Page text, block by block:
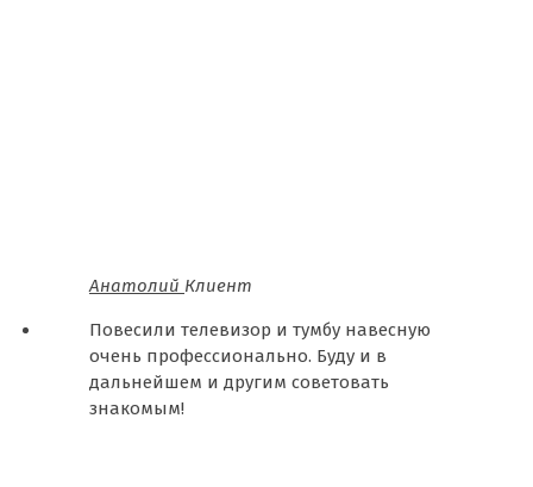
Анатолий Клиент
Повесили телевизор и тумбу навесную
очень профессионально. Буду и в
дальнейшем и другим советовать
знакомым!